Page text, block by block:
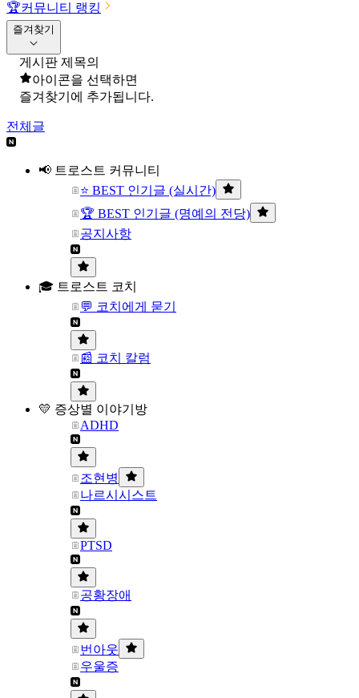
🏆커뮤니티 랭킹
즐겨찾기
게시판 제목의
아이콘을 선택하면
즐겨찾기에 추가됩니다.
전체글
📢 트로스트 커뮤니티
⭐ BEST 인기글 (실시간)
🏆 BEST 인기글 (명예의 전당)
공지사항
🎓 트로스트 코치
💬 코치에게 묻기
📰 코치 칼럼
💛 증상별 이야기방
ADHD
조현병
나르시시스트
PTSD
공황장애
번아웃
우울증